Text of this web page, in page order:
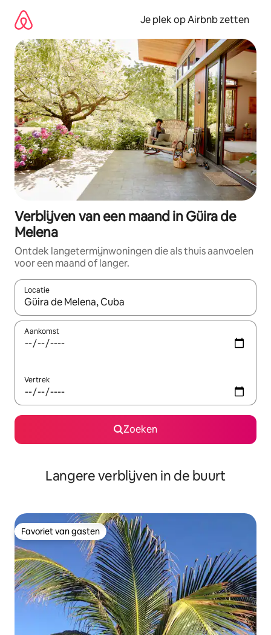
direct
naar
inhoud
Je plek op Airbnb zetten
Verblijven van een maand in Güira de
Melena
Ontdek langetermijnwoningen die als thuis aanvoelen
voor een maand of langer.
Locatie
Wanneer er resultaten beschikbaar zijn, maak je een keuze
Aankomst
Vertrek
Zoeken
Langere verblijven in de buurt
Favoriet van gasten
Favoriet van gasten